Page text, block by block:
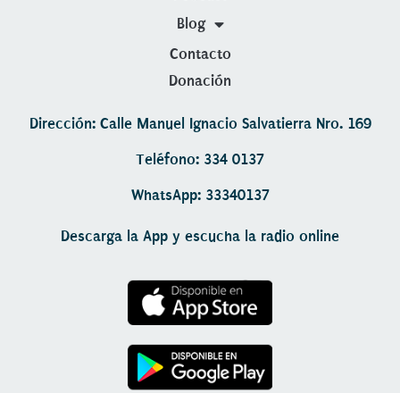
Blog
Contacto
Donación
Dirección: Calle Manuel Ignacio Salvatierra Nro. 169
Teléfono: 334 0137
WhatsApp: 33340137
Descarga la App y escucha la radio online